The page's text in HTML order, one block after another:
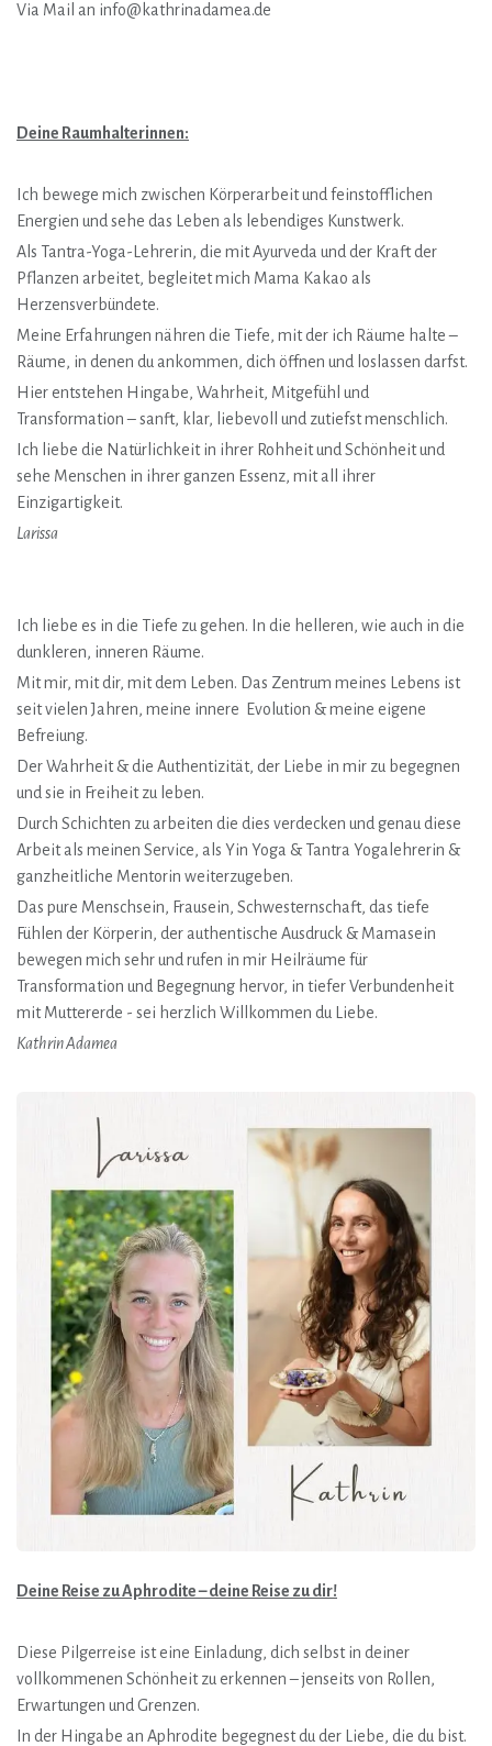
Via Mail an info@kathrinadamea.de
Deine Raumhalterinnen:
Ich bewege mich zwischen Körperarbeit und feinstofflichen
Energien und sehe das Leben als lebendiges Kunstwerk.
Als Tantra-Yoga-Lehrerin, die mit Ayurveda und der Kraft der
Pflanzen arbeitet, begleitet mich Mama Kakao als
Herzensverbündete.
Meine Erfahrungen nähren die Tiefe, mit der ich Räume halte –
Räume, in denen du ankommen, dich öffnen und loslassen darfst.
Hier entstehen Hingabe, Wahrheit, Mitgefühl und
Transformation – sanft, klar, liebevoll und zutiefst menschlich.
Ich liebe die Natürlichkeit in ihrer Rohheit und Schönheit und
sehe Menschen in ihrer ganzen Essenz, mit all ihrer
Einzigartigkeit.
Larissa
Ich liebe es in die Tiefe zu gehen. In die helleren, wie auch in die
dunkleren, inneren Räume.
Mit mir, mit dir, mit dem Leben. Das Zentrum meines Lebens ist
seit vielen Jahren, meine innere Evolution & meine eigene
Befreiung.
Der Wahrheit & die Authentizität, der Liebe in mir zu begegnen
und sie in Freiheit zu leben.
Durch Schichten zu arbeiten die dies verdecken und genau diese
Arbeit als meinen Service, als Yin Yoga & Tantra Yogalehrerin &
ganzheitliche Mentorin weiterzugeben.
Das pure Menschsein, Frausein, Schwesternschaft, das tiefe
Fühlen der Körperin, der authentische Ausdruck & Mamasein
bewegen mich sehr und rufen in mir Heilräume für
Transformation und Begegnung hervor, in tiefer Verbundenheit
mit Muttererde - sei herzlich Willkommen du Liebe.
Kathrin Adamea
Deine Reise zu Aphrodite – deine Reise zu dir!
Diese Pilgerreise ist eine Einladung, dich selbst in deiner
vollkommenen Schönheit zu erkennen – jenseits von Rollen,
Erwartungen und Grenzen.
In der Hingabe an Aphrodite begegnest du der Liebe, die du bist.